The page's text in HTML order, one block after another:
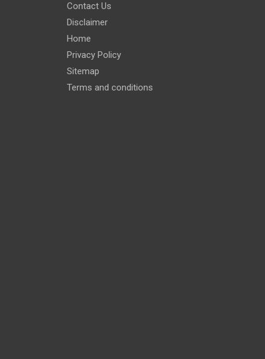
Contact Us
Disclaimer
Home
Privacy Policy
Sitemap
Terms and conditions